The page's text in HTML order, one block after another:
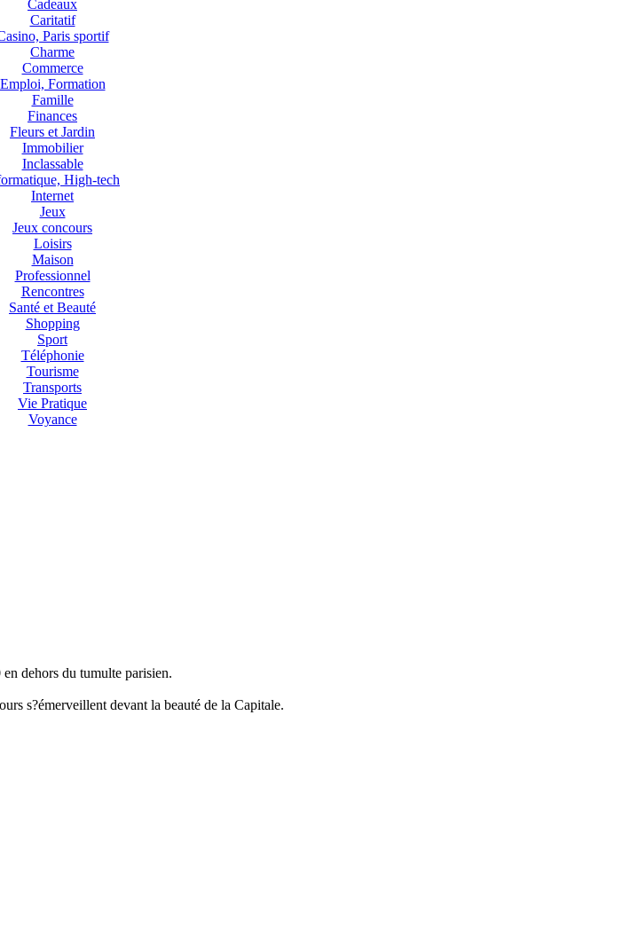
Cadeaux
Caritatif
Paris sportif
Charme
Commerce
Emploi, Formation
Famille
Finances
Fleurs et Jardin
Immobilier
Inclassable
High-tech
Internet
Jeux
Jeux concours
Loisirs
Maison
Professionnel
Rencontres
Santé et Beauté
Shopping
Sport
Téléphonie
Tourisme
Transports
Vie Pratique
Voyance
dehors du tumulte parisien.
s?émerveillent devant la beauté de la Capitale.